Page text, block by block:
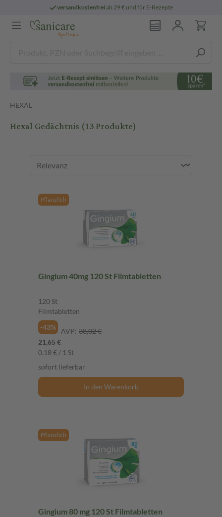
ab 29 € und für E-Rezepte
HEXAL
Hexal Gedächtnis (13 Produkte)
Pflanzlich
Gingium 40mg 120 St Filmtabletten
120 St
Filmtabletten
-43%
AVP: 38,02 €
21,65 €
0,18 € / 1 St
sofort lieferbar
In den Warenkorb
Pflanzlich
Gingium 80 mg 120 St Filmtabletten